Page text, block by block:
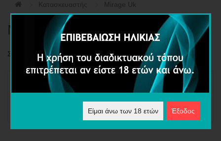
Κατασκευαστής Mirage Uk
Mirage Uk
Σύγκριση Προϊόντων (0)
Ταξινόμηση:
Είμαι άνω των 18 ετών Έξοδος